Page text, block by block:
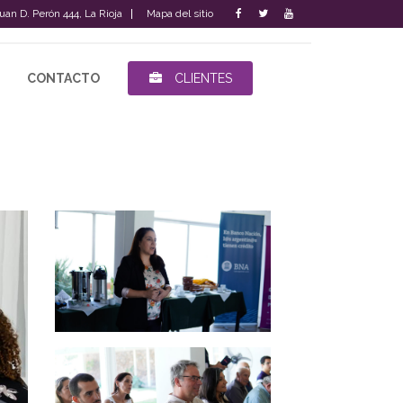
D. Perón 444, La Rioja Mapa del sitio
CONTACTO CLIENTES